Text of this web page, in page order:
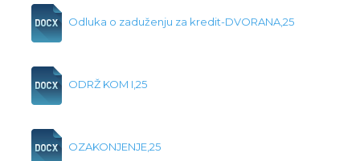
Odluka o zaduženju za kredit-DVORANA,25
ODRŽ KOM I,25
OZAKONJENJE,25